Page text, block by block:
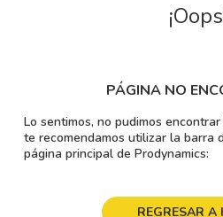
PÁGINA NO
Lo sentimos, no pudimos
te recomendamos utilizar la barra
página principal de Prodynamics:
REGRESAR A
2
4.
5.
6.